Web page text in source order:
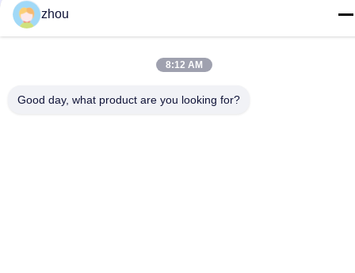
Адрес
Политика конфиденциальности
Карта сайта
zhou
8:12 AM
Good day, what product are you looking for?